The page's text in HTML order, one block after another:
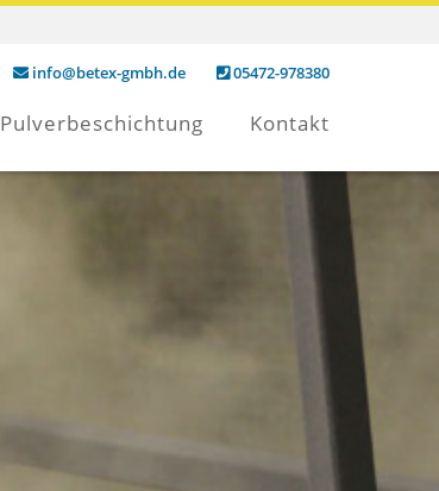
info@betex-gmbh.de 05472-978380
Pulverbeschichtung Kontakt